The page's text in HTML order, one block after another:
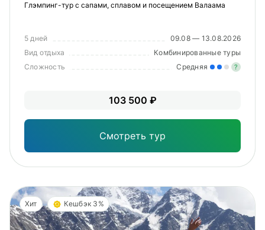
Глэмпинг-тур с сапами, сплавом и посещением Валаама
5 дней
09.08 — 13.08.2026
Вид отдыха
Комбинированные туры
Сложность
Средняя ?
103 500 ₽
Смотреть тур
Хит Кешбэк 3%